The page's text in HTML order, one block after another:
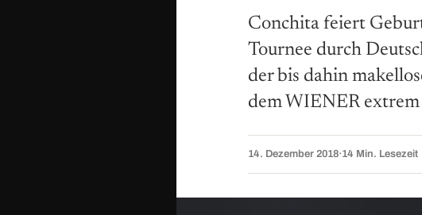
Conchita feiert
Tournee durch
der bis dahin
dem WIENER
14. Dezember 2018·14 Min. Lesezeit